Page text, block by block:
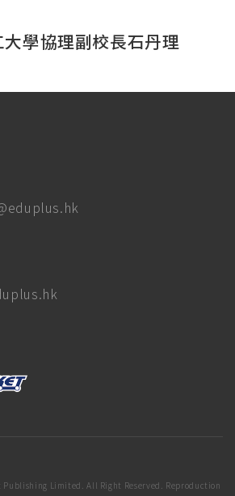
學協理副校長石丹理
Publishing Limited. All Right Reserved. Reproduction